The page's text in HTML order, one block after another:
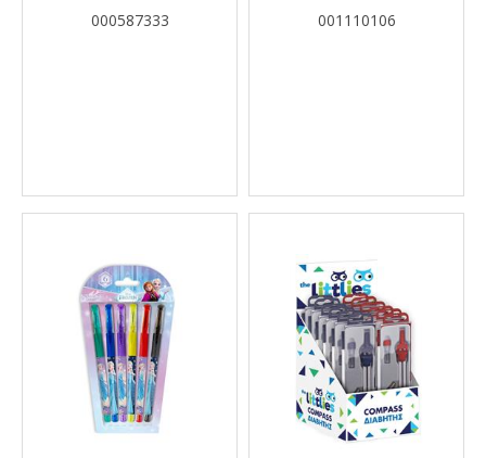
000587333 001110106